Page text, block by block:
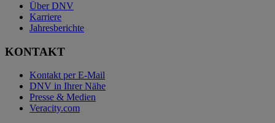
Über DNV
Karriere
Jahresberichte
KONTAKT
Kontakt per E-Mail
DNV in Ihrer Nähe
Presse & Medien
Veracity.com